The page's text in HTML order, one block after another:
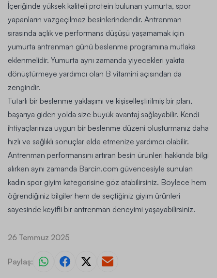
İçeriğinde yüksek kaliteli protein bulunan yumurta, spor
yapanların vazgeçilmez besinlerindendir. Antrenman
sırasında açlık ve performans düşüşü yaşamamak için
yumurta antrenman günü beslenme programına mutlaka
eklenmelidir. Yumurta aynı zamanda yiyecekleri yakıta
dönüştürmeye yardımcı olan B vitamini açısından da
zengindir.
Tutarlı bir beslenme yaklaşımı ve kişiselleştirilmiş bir plan,
başarıya giden yolda size büyük avantaj sağlayabilir. Kendi
ihtiyaçlarınıza uygun bir beslenme düzeni oluşturmanız daha
hızlı ve sağlıklı sonuçlar elde etmenize yardımcı olabilir.
Antrenman performansını artıran besin ürünleri hakkında bilgi
alırken aynı zamanda Barcin.com güvencesiyle sunulan
kadın spor giyim kategorisine göz atabilirsiniz. Böylece hem
öğrendiğiniz bilgiler hem de seçtiğiniz giyim ürünleri
sayesinde keyifli bir antrenman deneyimi yaşayabilirsiniz.
26 Temmuz 2025
Paylaş: